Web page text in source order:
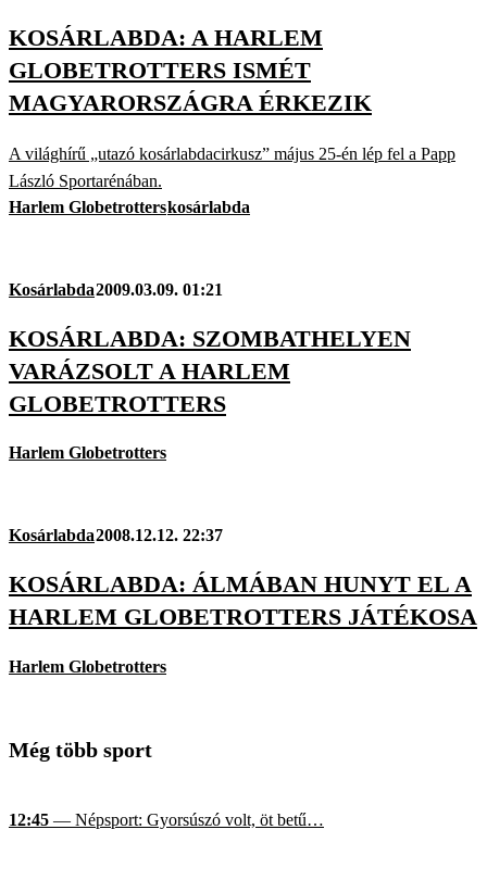
KOSÁRLABDA: A HARLEM
GLOBETROTTERS ISMÉT
MAGYARORSZÁGRA ÉRKEZIK
A világhírű „utazó kosárlabdacirkusz” május 25-én lép fel a Papp
László Sportarénában.
Harlem Globetrotterskosárlabda
Kosárlabda2009.03.09. 01:21
KOSÁRLABDA: SZOMBATHELYEN
VARÁZSOLT A HARLEM
GLOBETROTTERS
Harlem Globetrotters
Kosárlabda2008.12.12. 22:37
KOSÁRLABDA: ÁLMÁBAN HUNYT EL A
HARLEM GLOBETROTTERS JÁTÉKOSA
Harlem Globetrotters
Még több sport
12:45 — Népsport: Gyorsúszó volt, öt betű…